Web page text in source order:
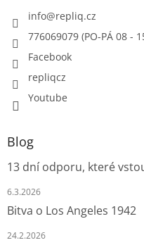
info@repliq.cz
776069079 (PO-PÁ 08 -
Facebook
repliqcz
Youtube
Blog
13 dní odporu, které
6.3.2026
Bitva o Los Angeles 1942
24.2.2026